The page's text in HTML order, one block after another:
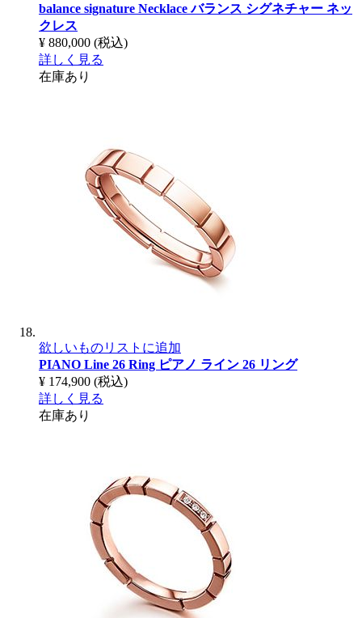
balance signature Necklaceバランス シグネチャー ネッ
クレス
¥ 880,000 (税込)
詳しく見る
在庫あり
欲しいものリストに追加
PIANO Line 26 Ring ピアノ ライン 26 リング
¥ 174,900 (税込)
詳しく見る
在庫あり